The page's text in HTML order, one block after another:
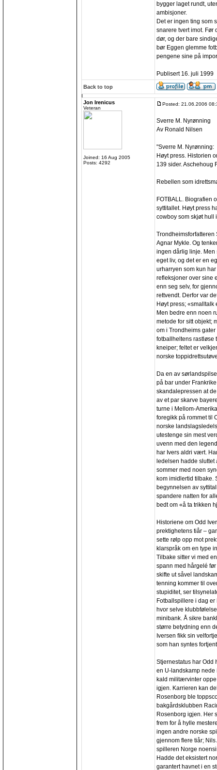
bygger laget rundt,
ambisjoner.
Det er ingen ting som
snarere tvert imot. Før
dør, og der bare
bør Eggen glemme
pengene sine på
Publisert 16. juli 1999
Back to top
Jon Irenicus
Veteran
Joined: 16 Aug 2005
Posts: 4292
Posted: 21.06.2006
Sverre M. Nyrønning
Av Ronald Nilsen
"Sverre M. Nyrønning:
Høyt press. Historien
139 sider. Aschehoug
Rebellen som
FOTBALL. Biografien
syttitallet. Høyt press
cowboy som skjøt hull
Trondheimsforfatteren
Agnar Mykle. Og
ingen dårlig linje. Men
eget liv, og det er en
urharryen som kun
refleksjoner over sine
enn seg selv, for
rettvendt. Derfor var
Høyt press;
Men bedre enn noen
metode for sitt objekt;
om i Trondheims
fotballheltens rastløse
kneiper; feltet er
norske
Da en av
på bar under
skandalepressen at
av et par skarve
turne i Mellom-
foregikk på rommet til
norske
utestenge sin mest
uvenn med den
har Ivers aldri vært.
ledelsen hadde
sommer med noen
kom imidlertid tilbake.
begynnelsen av
spandere natten for
bedt om «å ta trikken
Historiene om Odd
prektighetens tiår –
sette rølp opp mot
klarspråk om en type
Tilbake sitter vi med
spann med hårgelé
skifte ut såvel
tenning kommer til
stupiditet, ser
Fotballspillere i dag
hvor selve
minibank. Å sikre
større betydning enn
Iversen fikk sin
som han syntes
Stjernestatus har Odd
en U-landskamp nede
kald militærvinter
igjen. Karrieren kan
Rosenborg ble
bakgårdsklubben
Rosenborg igjen. Her
frem for å hylle
ingen andre norske
gjennom flere tiår;
spilleren Norge
Hadde det eksistert
garantert havnet i en